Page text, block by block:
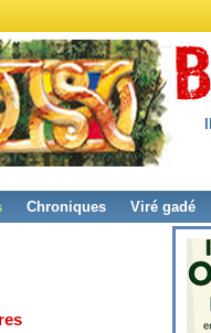
Chroniques Viré gadé